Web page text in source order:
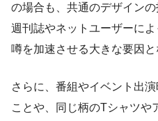
の場合も、共通のデザイン
週刊誌やネットユーザーに
噂を加速させる大きな要因と
さらに、番組やイベント出
ことや、同じ柄のTシャツや